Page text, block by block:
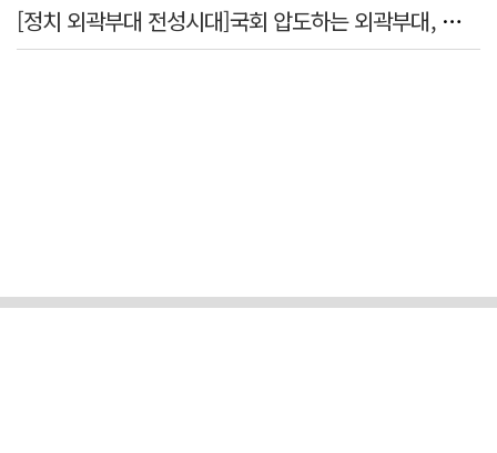
[정치 외곽부대 전성시대]국회 압도하는 외곽부대, 목소리 왜 커지나?